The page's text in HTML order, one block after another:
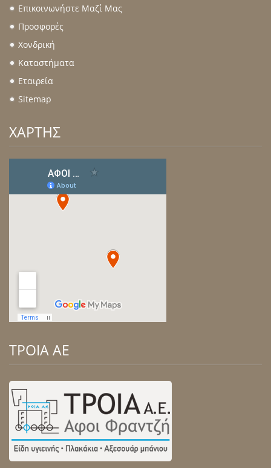
. Επικοινωνήστε Μαζί Μας
. Προσφορές
. Χονδρική
. Καταστήματα
. Εταιρεία
. Sitemap
ΧΑΡΤΗΣ
ΤΡΟΙΑ ΑΕ